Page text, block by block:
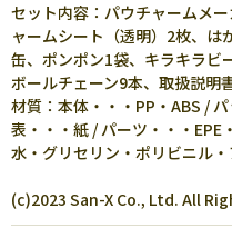
セット内容：パウチャームメ
ャームシート（透明）2枚、は
缶、ポンポン1袋、キラキラビ
ボールチェーン9本、取扱説明
材質：本体・・・PP・ABS /
表・・・紙 / パーツ・・・EPE
水・グリセリン・ポリビニル
(c)2023 San-X Co., Ltd. All